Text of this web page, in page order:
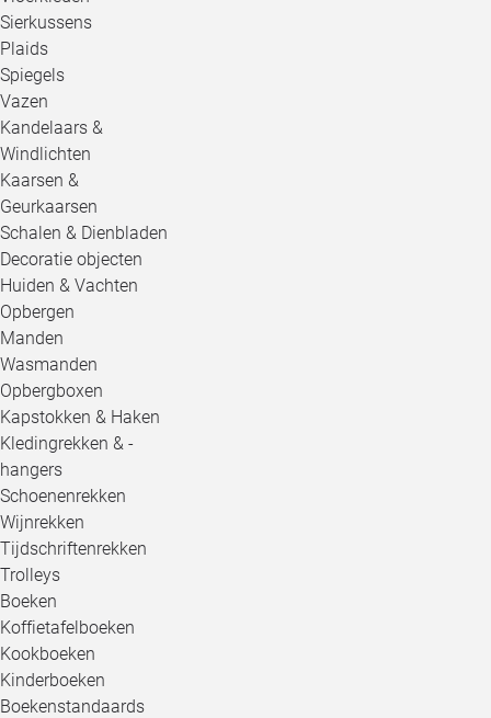
Sierkussens
Plaids
Spiegels
Vazen
Kandelaars &
Windlichten
Kaarsen &
Geurkaarsen
Schalen & Dienbladen
Decoratie objecten
Huiden & Vachten
Opbergen
Manden
Wasmanden
Opbergboxen
Kapstokken & Haken
Kledingrekken & -
hangers
Schoenenrekken
Wijnrekken
Tijdschriftenrekken
Trolleys
Boeken
Koffietafelboeken
Kookboeken
Kinderboeken
Boekenstandaards